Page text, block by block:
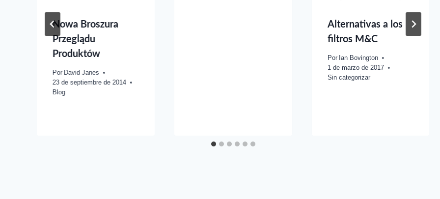
Nowa Broszura
Przeglądu
Produktów
Por David Janes
23 de septiembre de 2014
Blog
Alternativas a los
filtros M&C
Por Ian Bovington
1 de marzo de 2017
Sin categorizar